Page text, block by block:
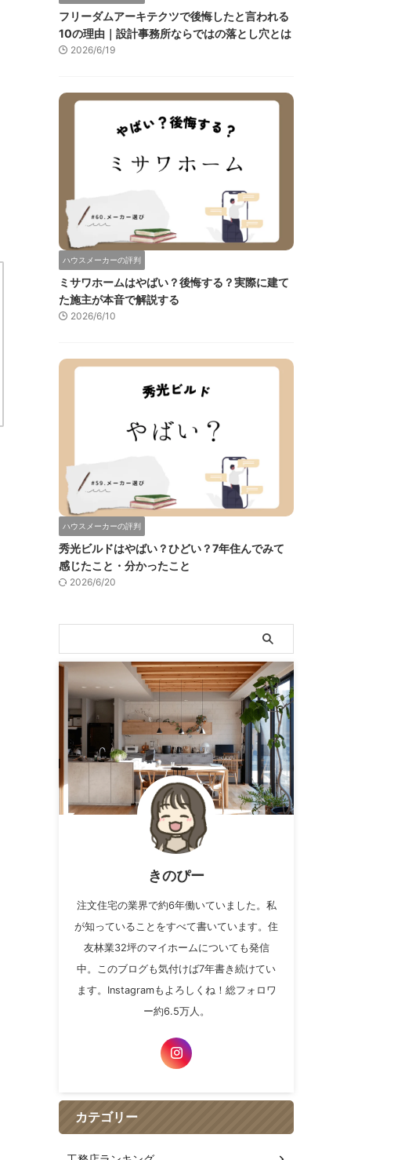
フリーダムアーキテクツで後悔したと言われる
10の理由｜設計事務所ならではの落とし穴とは
2026/6/19
ハウスメーカーの評判
ミサワホームはやばい？後悔する？実際に建て
た施主が本音で解説する
2026/6/10
ハウスメーカーの評判
秀光ビルドはやばい？ひどい？7年住んでみて
感じたこと・分かったこと
2026/6/20
きのぴー
注文住宅の業界で約6年働いていました。私
が知っていることをすべて書いています。住
友林業32坪のマイホームについても発信
中。このブログも気付けば7年書き続けてい
ます。Instagramもよろしくね！総フォロワ
ー約6.5万人。
カテゴリー